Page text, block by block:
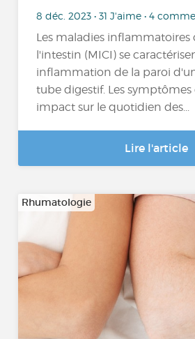
8 déc. 2023 • 31 J'aime • 4
Les maladies
l'intestin (MICI) se
inflammation de la paroi
tube digestif. Les
impact sur le quotidien des...
Lire l'article
Rhumatologie